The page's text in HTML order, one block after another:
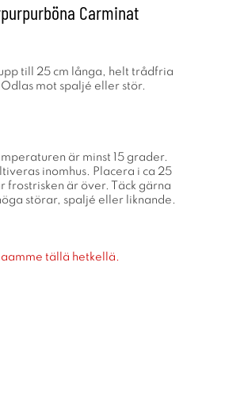
Carminat
till 25 cm långa, helt trådfria
mot spaljé eller stör.
är minst 15 grader.
inomhus. Placera i ca 25
är över. Täck gärna
störar, spaljé eller liknande.
tällä hetkellä.